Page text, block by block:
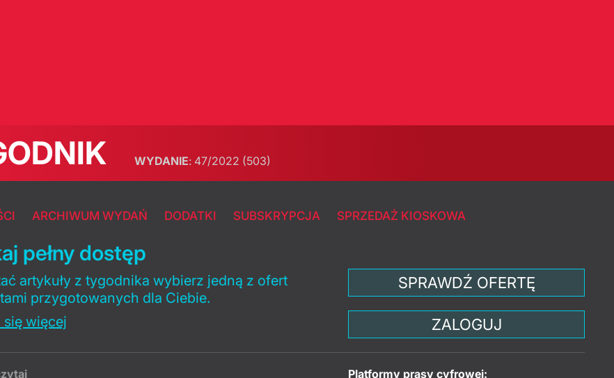
WYDANIE: 47/2022 (503)
ARCHIWUM WYDAŃ DODATKI SUBSKRYPCJA SPRZEDAŻ KIOSKOWA
pełny dostęp
artykuły z tygodnika wybierz jedną z ofert
przygotowanych dla Ciebie.
więcej
SPRAWDŹ OFERTĘ
ZALOGUJ
Platformy prasy cyfrowej: